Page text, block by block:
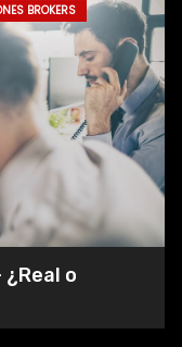
BROKERS
o
– ¿Por qué
el
– Una
En Línea